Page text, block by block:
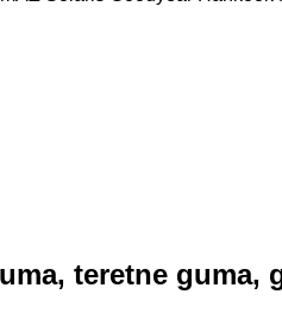
teretne guma,